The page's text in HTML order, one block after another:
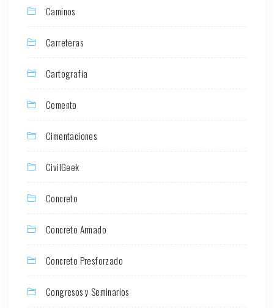
Caminos
Carreteras
Cartografía
Cemento
Cimentaciones
CivilGeek
Concreto
Concreto Armado
Concreto Presforzado
Congresos y Seminarios